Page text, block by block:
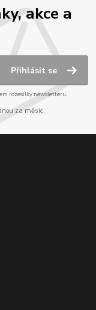
akce a
Přihlásit se
rozesílky newsletteru.
za měsíc.